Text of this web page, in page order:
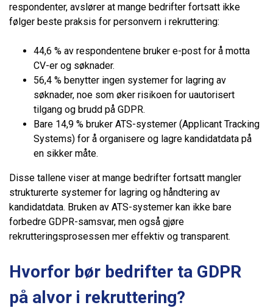
respondenter, avslører at mange bedrifter fortsatt ikke
følger beste praksis for personvern i rekruttering:
44,6 % av respondentene bruker e-post for å motta
CV-er og søknader.
56,4 % benytter ingen systemer for lagring av
søknader, noe som øker risikoen for uautorisert
tilgang og brudd på GDPR.
Bare 14,9 % bruker ATS-systemer (Applicant Tracking
Systems) for å organisere og lagre kandidatdata på
en sikker måte.
Disse tallene viser at mange bedrifter fortsatt mangler
strukturerte systemer for lagring og håndtering av
kandidatdata. Bruken av ATS-systemer kan ikke bare
forbedre GDPR-samsvar, men også gjøre
rekrutteringsprosessen mer effektiv og transparent.
Hvorfor bør bedrifter ta GDPR
på alvor i rekruttering?